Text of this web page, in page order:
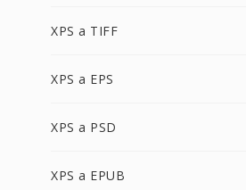
XPS a TIFF
XPS a EPS
XPS a PSD
XPS a EPUB